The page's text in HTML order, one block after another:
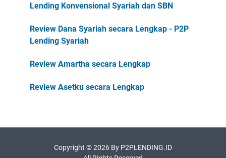
Lending Konvensional Syariah dan SBN
Review Dana Syariah secara Lengkap - P2P
Lending Syariah
Review Amartha secara Lengkap
Review Asetku secara Lengkap
Copyright ©2026 By P2PLENDING.ID